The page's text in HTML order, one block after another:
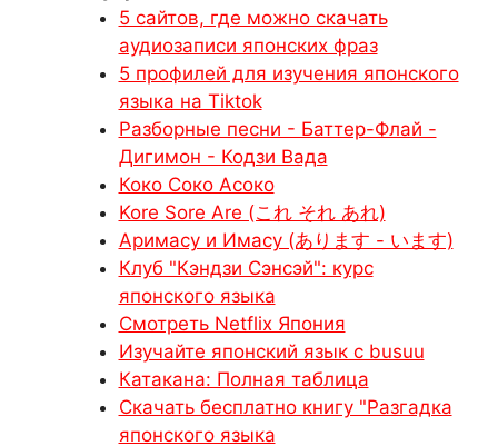
5 сайтов, где можно скачать
аудиозаписи японских фраз
5 профилей для изучения японского
языка на Tiktok
Разборные песни - Баттер-Флай -
Дигимон - Кодзи Вада
Коко Соко Асоко
Kore Sore Are (これ それ あれ)
Аримасу и Имасу (あります - います)
Клуб "Кэндзи Сэнсэй": курс
японского языка
Смотреть Netflix Япония
Изучайте японский язык с busuu
Катакана: Полная таблица
Скачать бесплатно книгу "Разгадка
японского языка